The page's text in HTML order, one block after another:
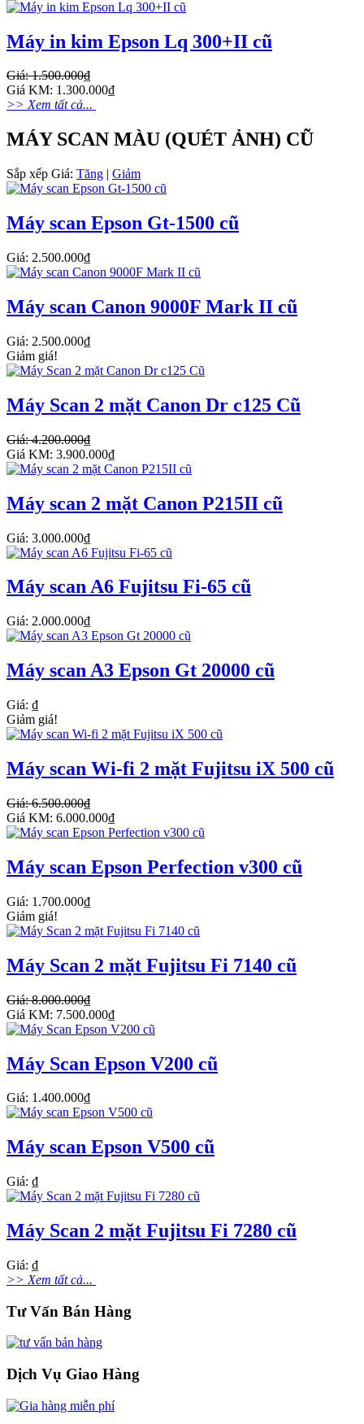
Máy in kim Epson Lq 300+II cũ
Giá: 1.500.000₫
Giá KM: 1.300.000₫
>> Xem tất cả...
MÁY SCAN MÀU (QUÉT ẢNH) CŨ
Sắp xếp Giá: Tăng | Giảm
Máy scan Epson Gt-1500 cũ
Giá: 2.500.000₫
Máy scan Canon 9000F Mark II cũ
Giá: 2.500.000₫
Giảm giá!
Máy Scan 2 mặt Canon Dr c125 Cũ
Giá: 4.200.000₫
Giá KM: 3.900.000₫
Máy scan 2 mặt Canon P215II cũ
Giá: 3.000.000₫
Máy scan A6 Fujitsu Fi-65 cũ
Giá: 2.000.000₫
Máy scan A3 Epson Gt 20000 cũ
Giá: ₫
Giảm giá!
Máy scan Wi-fi 2 mặt Fujitsu iX 500 cũ
Giá: 6.500.000₫
Giá KM: 6.000.000₫
Máy scan Epson Perfection v300 cũ
Giá: 1.700.000₫
Giảm giá!
Máy Scan 2 mặt Fujitsu Fi 7140 cũ
Giá: 8.000.000₫
Giá KM: 7.500.000₫
Máy Scan Epson V200 cũ
Giá: 1.400.000₫
Máy scan Epson V500 cũ
Giá: ₫
Máy Scan 2 mặt Fujitsu Fi 7280 cũ
Giá: ₫
>> Xem tất cả...
Tư Vấn Bán Hàng
Dịch Vụ Giao Hàng